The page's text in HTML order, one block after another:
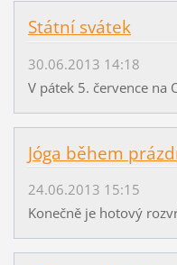
Státní svátek
30.06.2013 14:18
V pátek 5. července na
Jóga během
24.06.2013 15:15
Konečně je hotový